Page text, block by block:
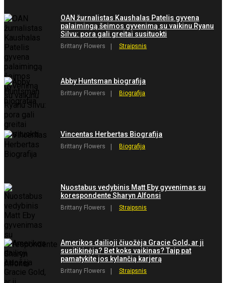
OAN žurnalistas Kaushalas Patelis gyvena
palaimingą šeimos gyvenimą su vaikinu Ryanu
Silvu: pora gali greitai susituokti
Brittany Flowers Straipsnis
Abby Huntsman biografija
Brittany Flowers Biografija
Vincentas Herbertas Biografija
Brittany Flowers Biografija
Nuostabus vedybinis Matt Eby gyvenimas su
korespondente Sharyn Alfonsi
Brittany Flowers Straipsnis
Amerikos dailioji čiuožėja Gracie Gold, ar ji
susitikinėja? Bet koks vaikinas? Taip pat
pamatykite jos kylančią karjerą
Brittany Flowers Straipsnis